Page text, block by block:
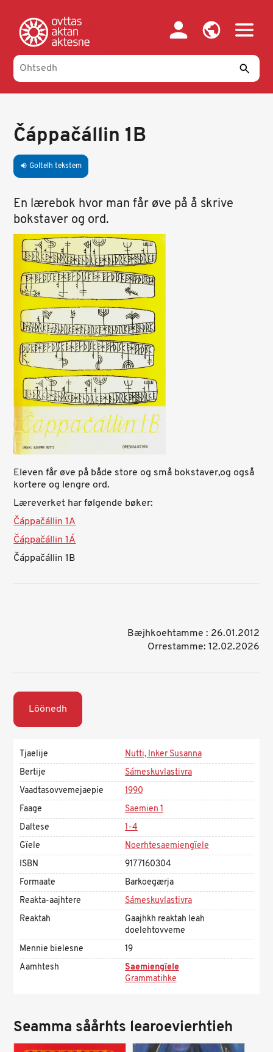
main
content
Čáppačállin 1B
volume_up Goltelh tekstem
En lærebok hvor man får øve på å skrive
bokstaver og ord.
Eleven får øve på både store og små bokstaver,og også
kortere og lengre ord.
Læreverket har følgende bøker:
Čáppačállin 1A
Čáppačállin 1Á
Čáppačállin 1B
Bæjhkoehtamme : 26.01.2012
Orrestamme: 12.02.2026
Löönedh
Tjaelije
Nutti, Inker Susanna
Bertije
Sámeskuvlastivra
Vaadtasovvemejaepie
1990
Faage
Saemien 1
Daltese
1-4
Gïele
Noerhtesaemiengïele
ISBN
9177160304
Formaate
Barkoegærja
Reakta-aajhtere
Sámeskuvlastivra
Reaktah
Gaajhkh reaktah leah
doelehtovveme
Mennie bielesne
19
Aamhtesh
Saemiengïele
Grammatihke
Seamma såårhts learoevierhtieh